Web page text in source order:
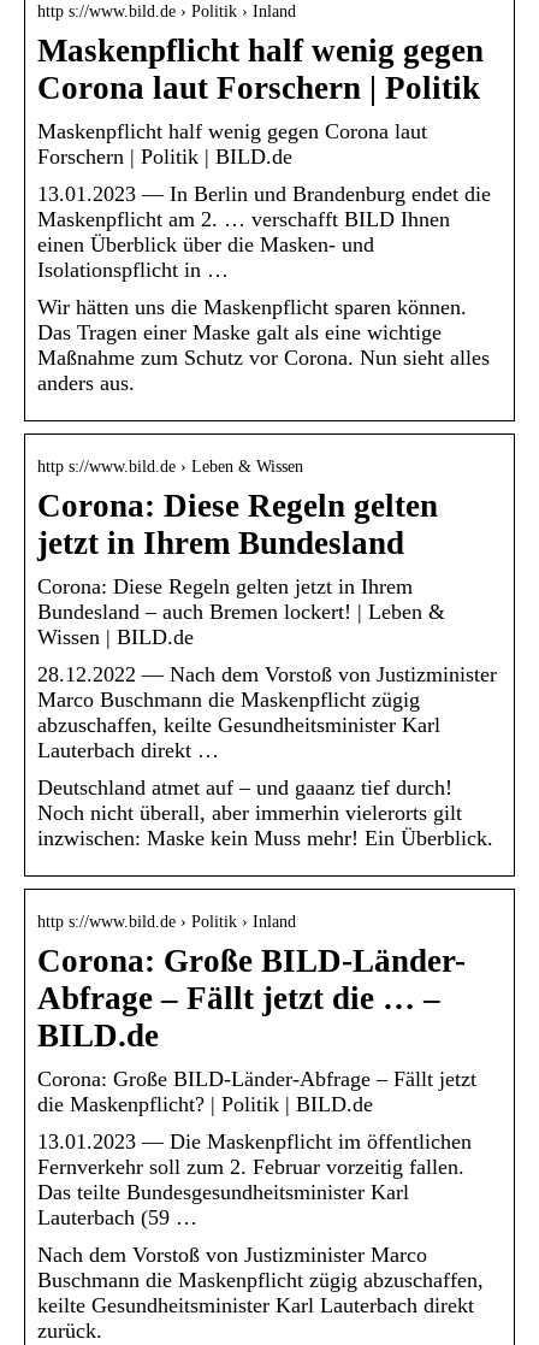
http s://www.bild.de › Politik › Inland
Maskenpflicht half wenig gegen
Corona laut Forschern | Politik
Maskenpflicht half wenig gegen Corona laut
Forschern | Politik | BILD.de
13.01.2023 — In Berlin und Brandenburg endet die
Maskenpflicht am 2. … verschafft BILD Ihnen
einen Überblick über die Masken- und
Isolationspflicht in …
Wir hätten uns die Maskenpflicht sparen können.
Das Tragen einer Maske galt als eine wichtige
Maßnahme zum Schutz vor Corona. Nun sieht alles
anders aus.
http s://www.bild.de › Leben & Wissen
Corona: Diese Regeln gelten
jetzt in Ihrem Bundesland
Corona: Diese Regeln gelten jetzt in Ihrem
Bundesland – auch Bremen lockert! | Leben &
Wissen | BILD.de
28.12.2022 — Nach dem Vorstoß von Justizminister
Marco Buschmann die Maskenpflicht zügig
abzuschaffen, keilte Gesundheitsminister Karl
Lauterbach direkt …
Deutschland atmet auf – und gaaanz tief durch!
Noch nicht überall, aber immerhin vielerorts gilt
inzwischen: Maske kein Muss mehr! Ein Überblick.
http s://www.bild.de › Politik › Inland
Corona: Große BILD-Länder-
Abfrage – Fällt jetzt die … –
BILD.de
Corona: Große BILD-Länder-Abfrage – Fällt jetzt
die Maskenpflicht? | Politik | BILD.de
13.01.2023 — Die Maskenpflicht im öffentlichen
Fernverkehr soll zum 2. Februar vorzeitig fallen.
Das teilte Bundesgesundheitsminister Karl
Lauterbach (59 …
Nach dem Vorstoß von Justizminister Marco
Buschmann die Maskenpflicht zügig abzuschaffen,
keilte Gesundheitsminister Karl Lauterbach direkt
zurück.